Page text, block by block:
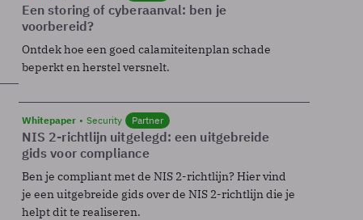
Een storing of cyberaanval: ben je
voorbereid?
Ontdek hoe een goed calamiteitenplan schade
beperkt en herstel versnelt.
Whitepaper Security Partner
NIS 2-richtlijn uitgelegd: een uitgebreide
gids voor compliance
Ben je compliant met de NIS 2-richtlijn? Hier vind
je een uitgebreide gids over de NIS 2-richtlijn die je
helpt dit te realiseren.